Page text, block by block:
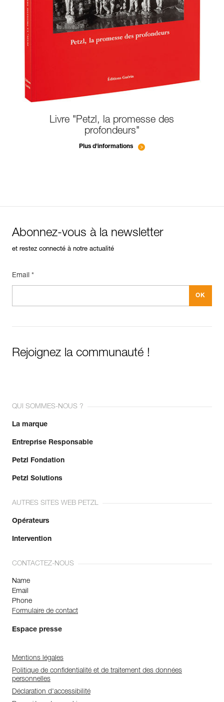
Livre "Petzl, la promesse des
profondeurs"
Plus d'informations
Abonnez-vous à la newsletter
et restez connecté à notre actualité
Email *
Rejoignez la communauté !
QUI SOMMES-NOUS ?
La marque
Entreprise Responsable
Petzl Fondation
Petzl Solutions
AUTRES SITES WEB PETZL
Opérateurs
Intervention
CONTACTEZ-NOUS
Name
Email
Phone
Formulaire de contact
Espace presse
Mentions légales
Politique de confidentialité et de traitement des données
personnelles
Déclaration d'accessibilité